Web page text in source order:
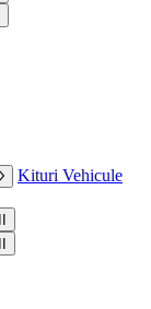
Kituri Vehicule